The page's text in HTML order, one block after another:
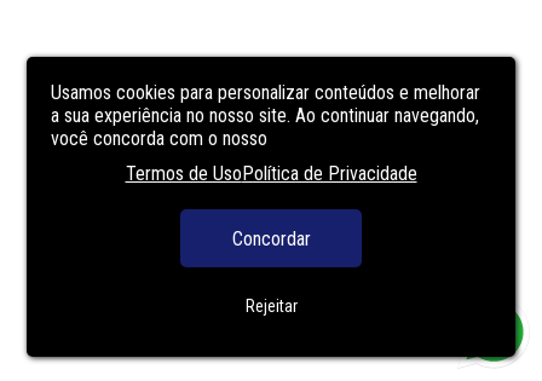
Usamos cookies para personalizar conteúdos e melhorar
a sua experiência no nosso site. Ao continuar navegando,
você concorda com o nosso
Termos de UsoPolítica de Privacidade
Concordar
Rejeitar